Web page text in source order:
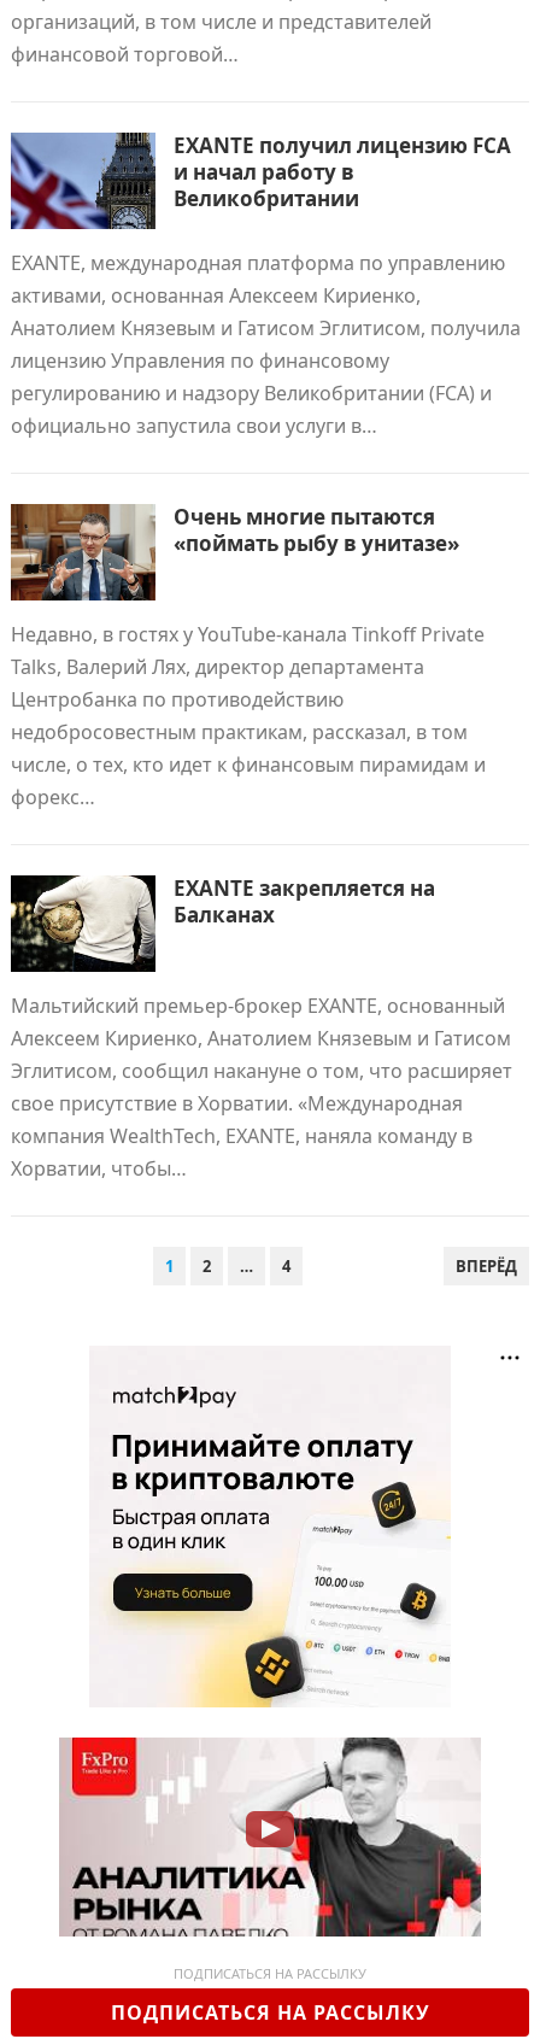
организаций, в том числе и представителей
финансовой торговой…
EXANTE получил лицензию FCA
и начал работу в
Великобритании
EXANTE, международная платформа по управлению
активами, основанная Алексеем Кириенко,
Анатолием Князевым и Гатисом Эглитисом, получила
лицензию Управления по финансовому
регулированию и надзору Великобритании (FCA) и
официально запустила свои услуги в…
Очень многие пытаются
«поймать рыбу в унитазе»
Недавно, в гостях у YouTube-канала Tinkoff Private
Talks, Валерий Лях, директор департамента
Центробанка по противодействию
недобросовестным практикам, рассказал, в том
числе, о тех, кто идет к финансовым пирамидам и
форекс…
EXANTE закрепляется на
Балканах
Мальтийский премьер-брокер EXANTE, основанный
Алексеем Кириенко, Анатолием Князевым и Гатисом
Эглитисом, сообщил накануне о том, что расширяет
свое присутствие в Хорватии. «Международная
компания WealthTech, EXANTE, наняла команду в
Хорватии, чтобы…
1 2 … 4 ВПЕРЁД
ПОДПИСАТЬСЯ НА РАССЫЛКУ
ПОДПИСАТЬСЯ НА РАССЫЛКУ